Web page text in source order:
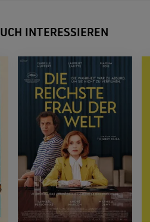
INTERESSIEREN